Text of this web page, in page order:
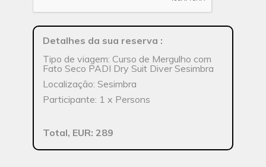
Detalhes da sua reserva :
Tipo de viagem: Curso de Mergulho com
Fato Seco PADI Dry Suit Diver Sesimbra
Localização: Sesimbra
Participante: 1 x Persons
Total, EUR: 289